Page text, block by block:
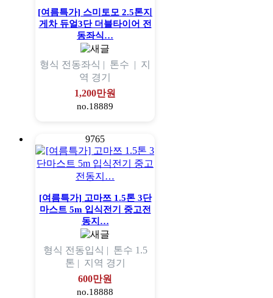
[여름특가] 스미토모 2.5톤지
게차 듀얼3단 더블타이어 전
동좌식…
형식 전동좌식 | 톤수 | 지
역 경기
1,200만원
no.18889
9765
[여름특가] 고마쯔 1.5톤 3단
마스트 5m 입식전기 중고전
동지…
형식 전동입식 | 톤수 1.5
톤 | 지역 경기
600만원
no.18888